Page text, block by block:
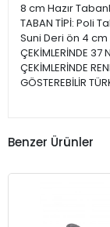
8 cm Hazır
TABAN TİPİ: Poli
Suni Deri ön 4
ÇEKİMLERİNDE 37
ÇEKİMLERİNDE
GÖSTEREBİLİR
Benzer Ürünler